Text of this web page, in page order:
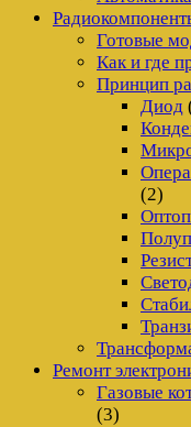
Готовые
Как и где
Принцип
Диод
(2)
Ремонт
Газовые
(3)